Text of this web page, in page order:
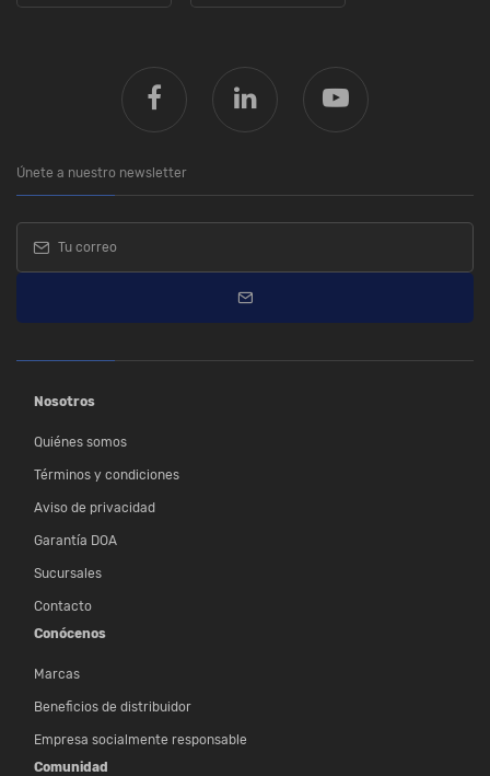
Únete a nuestro newsletter
Nosotros
Quiénes somos
Términos y condiciones
Aviso de privacidad
Garantía DOA
Sucursales
Contacto
Conócenos
Marcas
Beneficios de distribuidor
Empresa socialmente responsable
Comunidad